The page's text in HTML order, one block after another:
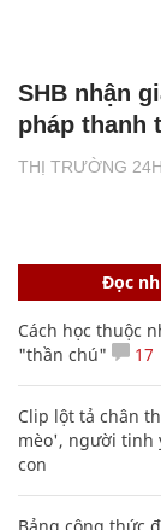
THỊ TRƯỜNG 24H
SHB nhận
pháp thanh
Đọc
Cách học thuộc
"thần chú"
17
Clip lột tả chân
mèo', người tinh
con
Bảng công thức